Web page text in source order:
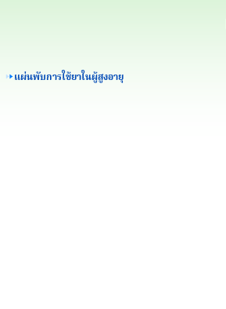
แผ่นพับการใช้ยาในผู้สูงอายุ